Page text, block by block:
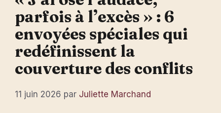
parfois à l’excès » : 6
envoyées spéciales qui
redéfinissent la
couverture des conflits
11 juin 2026 par Juliette Marchand